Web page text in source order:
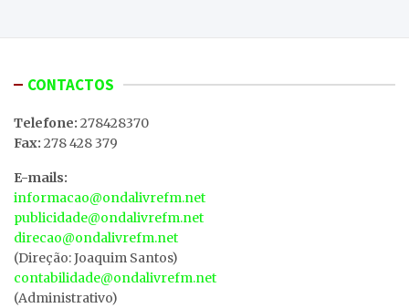
CONTACTOS
Telefone: 278428370
Fax: 278 428 379
E-mails:
informacao@ondalivrefm.net
publicidade@ondalivrefm.net
direcao@ondalivrefm.net
(Direção: Joaquim Santos)
contabilidade@ondalivrefm.net
(Administrativo)